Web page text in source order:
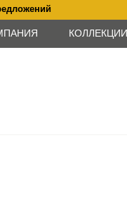
КОЛЛЕКЦИИ